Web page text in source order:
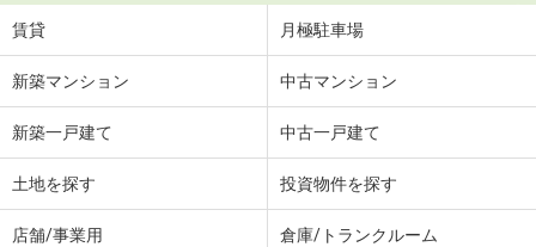
賃貸 月極駐車場
新築マンション 中古マンション
新築一戸建て 中古一戸建て
土地を探す 投資物件を探す
店舗/事業用 倉庫/トランクルーム